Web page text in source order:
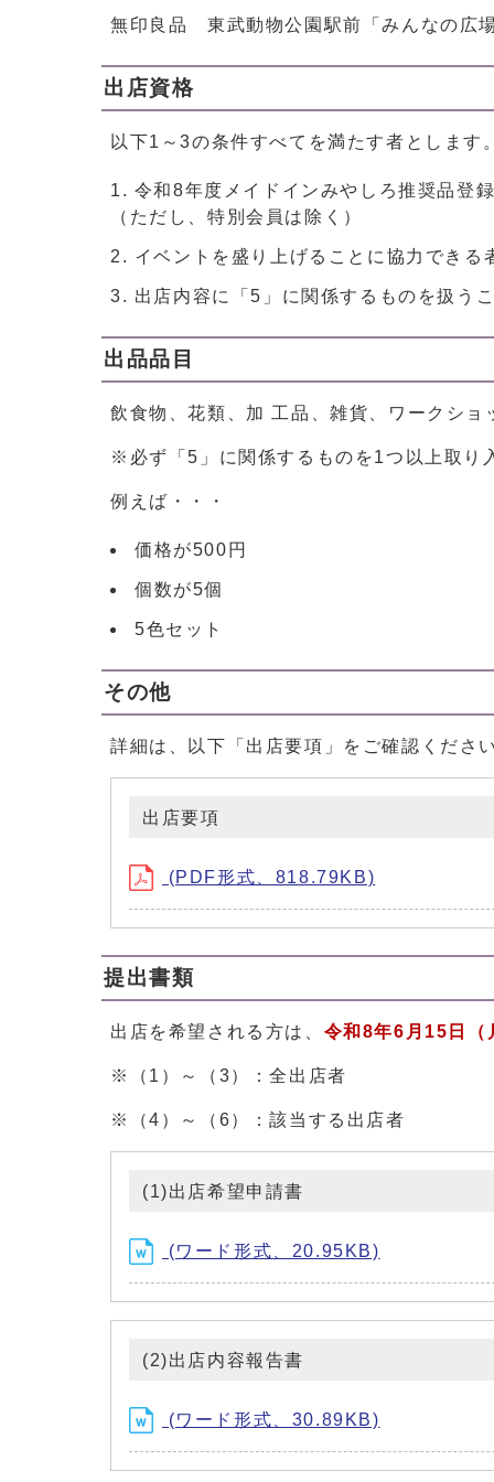
無印良品 東武動物公園駅前「みんなの広
出店資格
以下1～3の条件すべてを満たす者とします
令和8年度メイドインみやしろ推奨品登
（ただし、特別会員は除く）
イベントを盛り上げることに協力できる
出店内容に「5」に関係するものを扱う
出品品目
飲食物、花類、加 工品、雑貨、ワークショ
※必ず「5」に関係するものを1つ以上取り
例えば・・・
価格が500円
個数が5個
5色セット
その他
詳細は、以下「出店要項」をご確認くださ
出店要項
(PDF形式、818.79KB)
提出書類
出店を希望される方は、 令和8年6月15日（
※（1）～（3）：全出店者
※（4）～（6）：該当する出店者
(1)出店希望申請書
(ワード形式、20.95KB)
(2)出店内容報告書
(ワード形式、30.89KB)